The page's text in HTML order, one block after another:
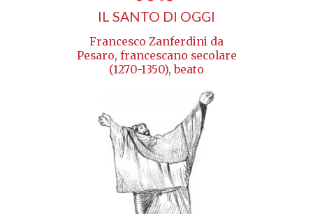
IL SANTO DI OGGI
Francesco Zanferdini da
Pesaro, francescano secolare
(1270-1350), beato